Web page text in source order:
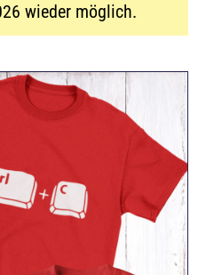
wieder möglich.